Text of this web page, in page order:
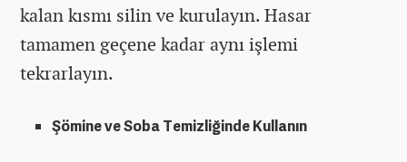
kalan kısmı silin ve kurulayın. Hasar
tamamen geçene kadar aynı işlemi
tekrarlayın.
Şömine ve Soba Temizliğinde Kullanın